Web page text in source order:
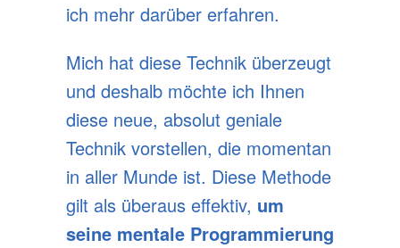
ich mehr darüber erfahren.
Mich hat diese Technik überzeugt
und deshalb möchte ich Ihnen
diese neue, absolut geniale
Technik vorstellen, die momentan
in aller Munde ist. Diese Methode
gilt als überaus effektiv, um
seine mentale Programmierung